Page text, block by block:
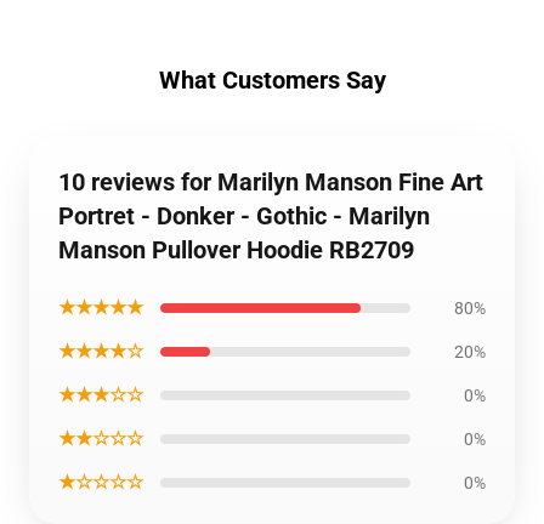
What Customers Say
10 reviews for Marilyn Manson Fine Art
Portret - Donker - Gothic - Marilyn
Manson Pullover Hoodie RB2709
★★★★★ 80%
★★★★☆ 20%
★★★☆☆ 0%
★★☆☆☆ 0%
★☆☆☆☆ 0%